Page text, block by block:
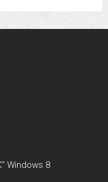
Windows 8